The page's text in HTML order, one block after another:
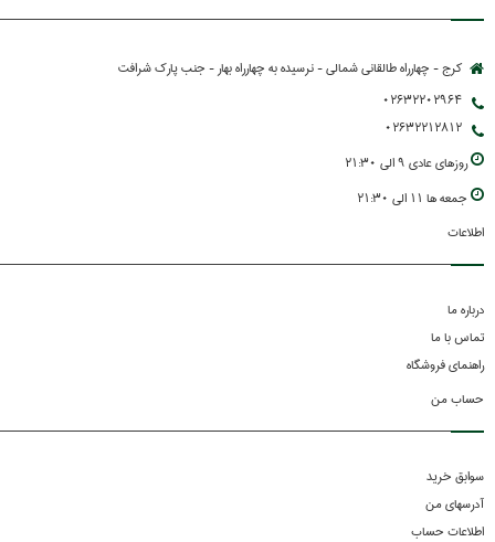
کرج - چهارراه طالقانی شمالی - نرسیده به چهارراه بهار - جنب پارك شرافت
02632202964
02632212812
روزهاي عادي 9 الي 21:30
جمعه ها 11 الي 21:30
اطلاعات
درباره ما
تماس با ما
راهنمای فروشگاه
حساب من
سوابق خرید
آدرسهای من
اطلاعات حساب